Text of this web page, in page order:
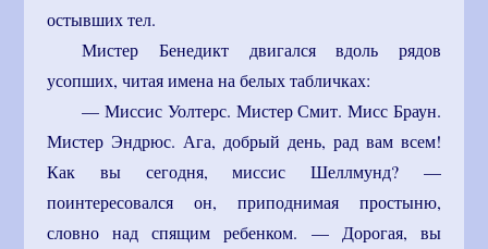
остывших тел.
Мистер Бенедикт двигался вдоль рядов
усопших, читая имена на белых табличках:
— Миссис Уолтерс. Мистер Смит. Мисс Браун.
Мистер Эндрюс. Ага, добрый день, рад вам всем!
Как вы сегодня, миссис Шеллмунд? —
поинтересовался он, приподнимая простыню,
словно над спящим ребенком. — Дорогая, вы